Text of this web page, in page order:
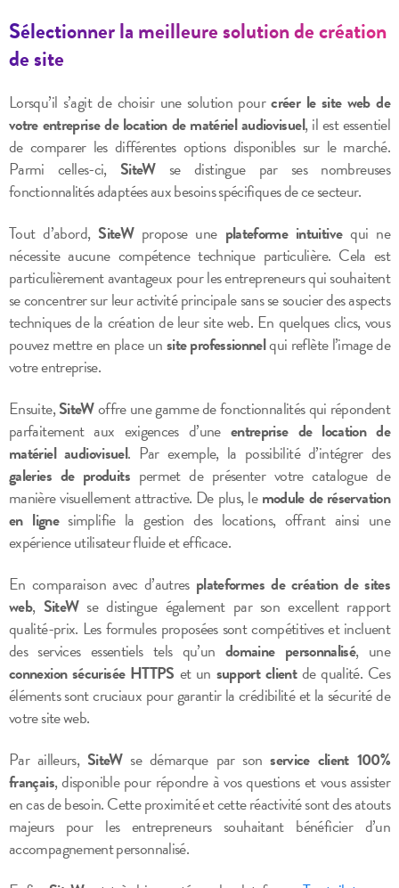
Sélectionner la meilleure solution de création
de site
Lorsqu’il s’agit de choisir une solution pourcréer le site web de
votre entreprise de location de matériel audiovisuel, il est essentiel
de comparer les différentes options disponibles sur le marché.
Parmi celles-ci, SiteWse distingue par ses nombreuses
fonctionnalités adaptées aux besoins spécifiques de ce secteur.
Tout d’abord, SiteWpropose une plateforme intuitivequi ne
nécessite aucune compétence technique particulière. Cela est
particulièrement avantageux pour les entrepreneurs qui souhaitent
se concentrer sur leur activité principale sans se soucier des aspects
techniques de la création de leur site web. En quelques clics, vous
pouvez mettre en place unsite professionnelqui reflète l’image de
votre entreprise.
Ensuite,SiteWoffre une gamme de fonctionnalités qui répondent
parfaitement aux exigences d’une entreprise de location de
matériel audiovisuel. Par exemple, la possibilité d’intégrer des
galeries de produitspermet de présenter votre catalogue de
manière visuellement attractive. De plus, lemodule de réservation
en lignesimplifie la gestion des locations, offrant ainsi une
expérience utilisateur fluide et efficace.
En comparaison avec d’autres plateformes de création de sites
web, SiteWse distingue également par son excellent rapport
qualité-prix. Les formules proposées sont compétitives et incluent
des services essentiels tels qu’un domaine personnalisé, une
connexion sécurisée HTTPS et un support clientde qualité. Ces
éléments sont cruciaux pour garantir la crédibilité et la sécurité de
votre site web.
Par ailleurs, SiteWse démarque par sonservice client 100%
français, disponible pour répondre à vos questions et vous assister
en cas de besoin. Cette proximité et cette réactivité sont des atouts
majeurs pour les entrepreneurs souhaitant bénéficier d’un
accompagnement personnalisé.